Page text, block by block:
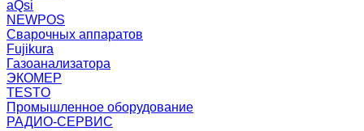
aQsi
NEWPOS
Сварочных аппаратов
Fujikura
Газоанализатора
ЭКОМЕР
TESTO
Промышленное оборудование
РАДИО-СЕРВИС